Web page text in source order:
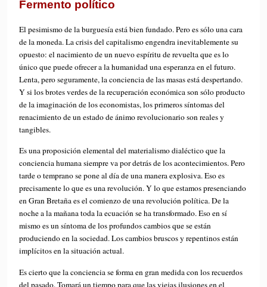
Fermento político
El pesimismo de la burguesía está bien fundado. Pero es sólo una cara
de la moneda. La crisis del capitalismo engendra inevitablemente su
opuesto: el nacimiento de un nuevo espíritu de revuelta que es lo
único que puede ofrecer a la humanidad una esperanza en el futuro.
Lenta, pero seguramente, la conciencia de las masas está despertando.
Y si los brotes verdes de la recuperación económica son sólo producto
de la imaginación de los economistas, los primeros síntomas del
renacimiento de un estado de ánimo revolucionario son reales y
tangibles.
Es una proposición elemental del materialismo dialéctico que la
conciencia humana siempre va por detrás de los acontecimientos. Pero
tarde o temprano se pone al día de una manera explosiva. Eso es
precisamente lo que es una revolución. Y lo que estamos presenciando
en Gran Bretaña es el comienzo de una revolución política. De la
noche a la mañana toda la ecuación se ha transformado. Eso en sí
mismo es un síntoma de los profundos cambios que se están
produciendo en la sociedad. Los cambios bruscos y repentinos están
implícitos en la situación actual.
Es cierto que la conciencia se forma en gran medida con los recuerdos
del pasado. Tomará un tiempo para que las viejas ilusiones en el